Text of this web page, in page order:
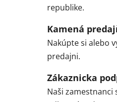
republike.
Kamená
Nakúpte si alebo
predajni.
Zákaznicka
Naši zamestnanci